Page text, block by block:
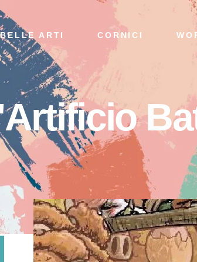
BELLE ARTI CORNICI